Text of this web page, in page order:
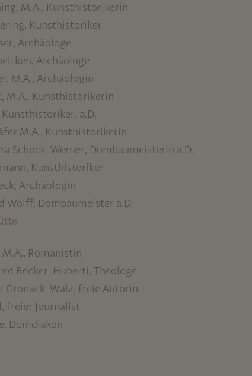
M.A., Kunsthistorikerin
Kunsthistoriker
Archäologe
Archäologe
M.A., Archäologin
M.A., Kunsthistorikerin
Kunsthistoriker, a.D.
M.A., Kunsthistorikerin
Schock-Werner, Dombaumeisterin a.D.
Kunsthistoriker
Archäologin
Wolff, Dombaumeister a.D.
M.A., Romanistin
Becker-Huberti, Theologe
Gronack-Walz, freie Autorin
freier Journalist
Domdiakon